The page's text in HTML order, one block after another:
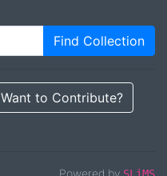
Find Collection
Want to Contribute?
Powered by